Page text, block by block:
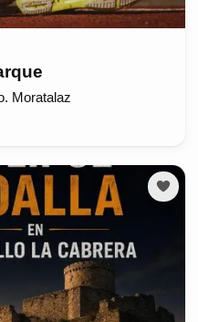
Moratalaz